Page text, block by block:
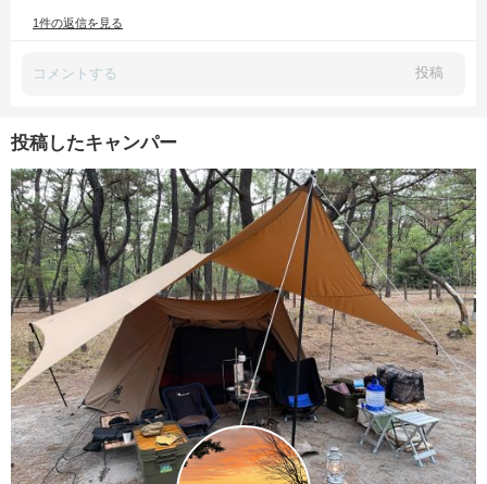
1件の返信を見る
投稿
投稿したキャンパー